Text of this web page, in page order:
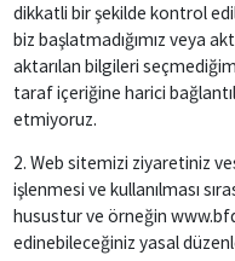
dikkatli bir şekilde kontrol
biz başlatmadığımız veya
aktarılan bilgileri
taraf içeriğine harici
etmiyoruz.
2. Web sitemizi ziyaretiniz
işlenmesi ve kullanılması
husustur ve örneğin
edinebileceğiniz yasal